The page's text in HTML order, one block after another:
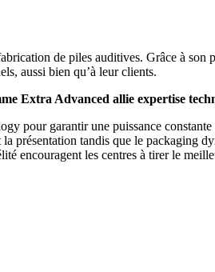
de piles auditives. Grâce à
aussi bien qu’à leur clients.
Extra Advanced allie expertise
pour garantir une puissance
présentation tandis que le packaging
encouragent les centres à tirer le